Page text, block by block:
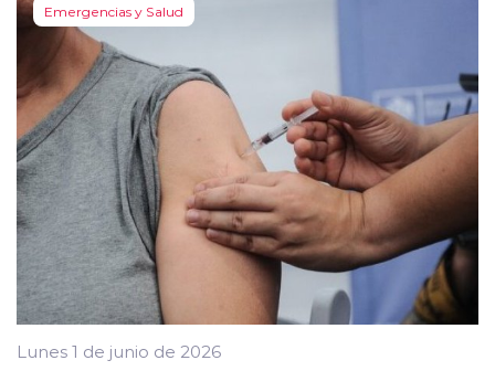
Emergencias y Salud
Lunes 1 de junio de 2026